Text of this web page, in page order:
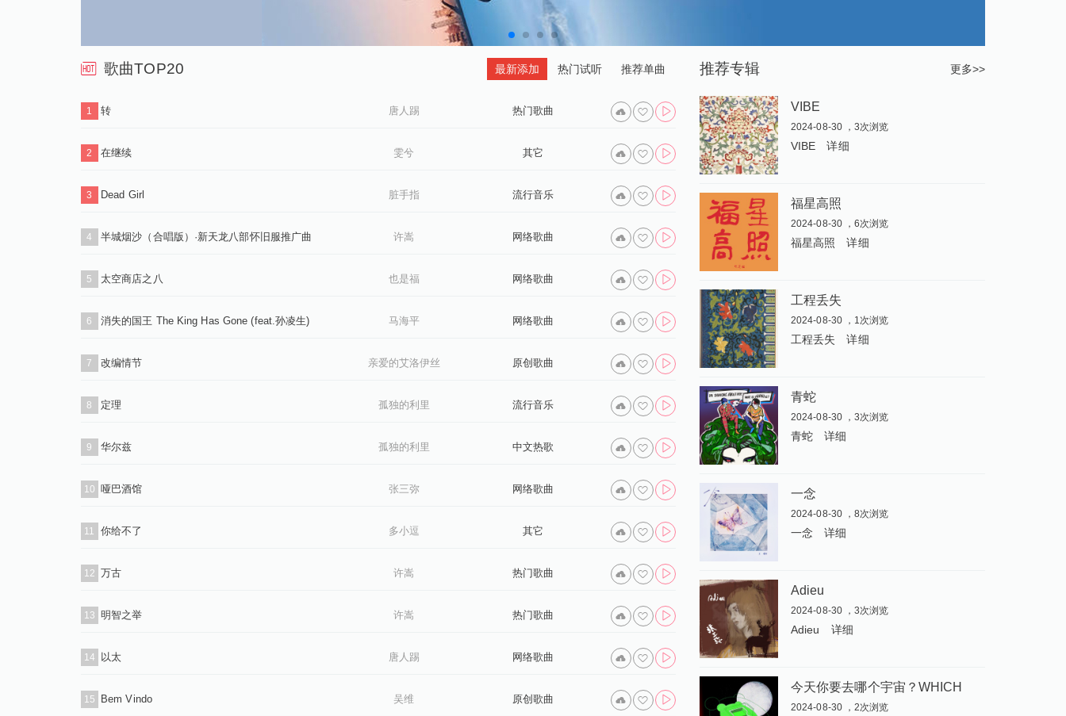
歌曲TOP20 最新添加 热门试听 推荐单曲
1 转 唐人踢 热门歌曲
2 在继续 雯兮 其它
3 Dead Girl 脏手指 流行音乐
4 半城烟沙（合唱版）·新天龙八部怀旧服推广曲 许嵩 网络歌曲
5 太空商店之八 也是福 网络歌曲
6 消失的国王 The King Has Gone (feat.孙凌生) 马海平 网络歌曲
7 改编情节 亲爱的艾洛伊丝 原创歌曲
8 定理 孤独的利里 流行音乐
9 华尔兹 孤独的利里 中文热歌
10 哑巴酒馆 张三弥 网络歌曲
11 你给不了 多小逗 其它
12 万古 许嵩 热门歌曲
13 明智之举 许嵩 热门歌曲
14 以太 唐人踢 网络歌曲
15 Bem Vindo 吴维 原创歌曲
推荐专辑 更多>>
VIBE
2024-08-30 ，3次浏览
VIBE 详细
福星高照
2024-08-30 ，6次浏览
福星高照 详细
工程丢失
2024-08-30 ，1次浏览
工程丢失 详细
青蛇
2024-08-30 ，3次浏览
青蛇 详细
一念
2024-08-30 ，8次浏览
一念 详细
Adieu
2024-08-30 ，3次浏览
Adieu 详细
2024-08-30 ，2次浏览